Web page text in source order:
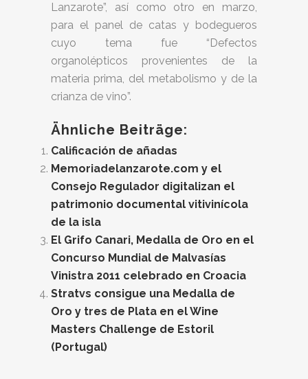
Lanzarote”, así como otro en marzo,
para el panel de catas y bodegueros
cuyo tema fue “Defectos
organolépticos provenientes de la
materia prima, del metabolismo y de la
crianza de vino”.
Ähnliche Beiträge:
Calificación de añadas
Memoriadelanzarote.com y el
Consejo Regulador digitalizan el
patrimonio documental vitivinícola
de la isla
El Grifo Canari, Medalla de Oro en el
Concurso Mundial de Malvasías
Vinistra 2011 celebrado en Croacia
Stratvs consigue una Medalla de
Oro y tres de Plata en el Wine
Masters Challenge de Estoril
(Portugal)